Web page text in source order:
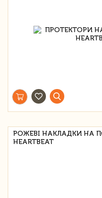
РОЖЕВІ НАКЛАДКИ НА
HEARTBEAT